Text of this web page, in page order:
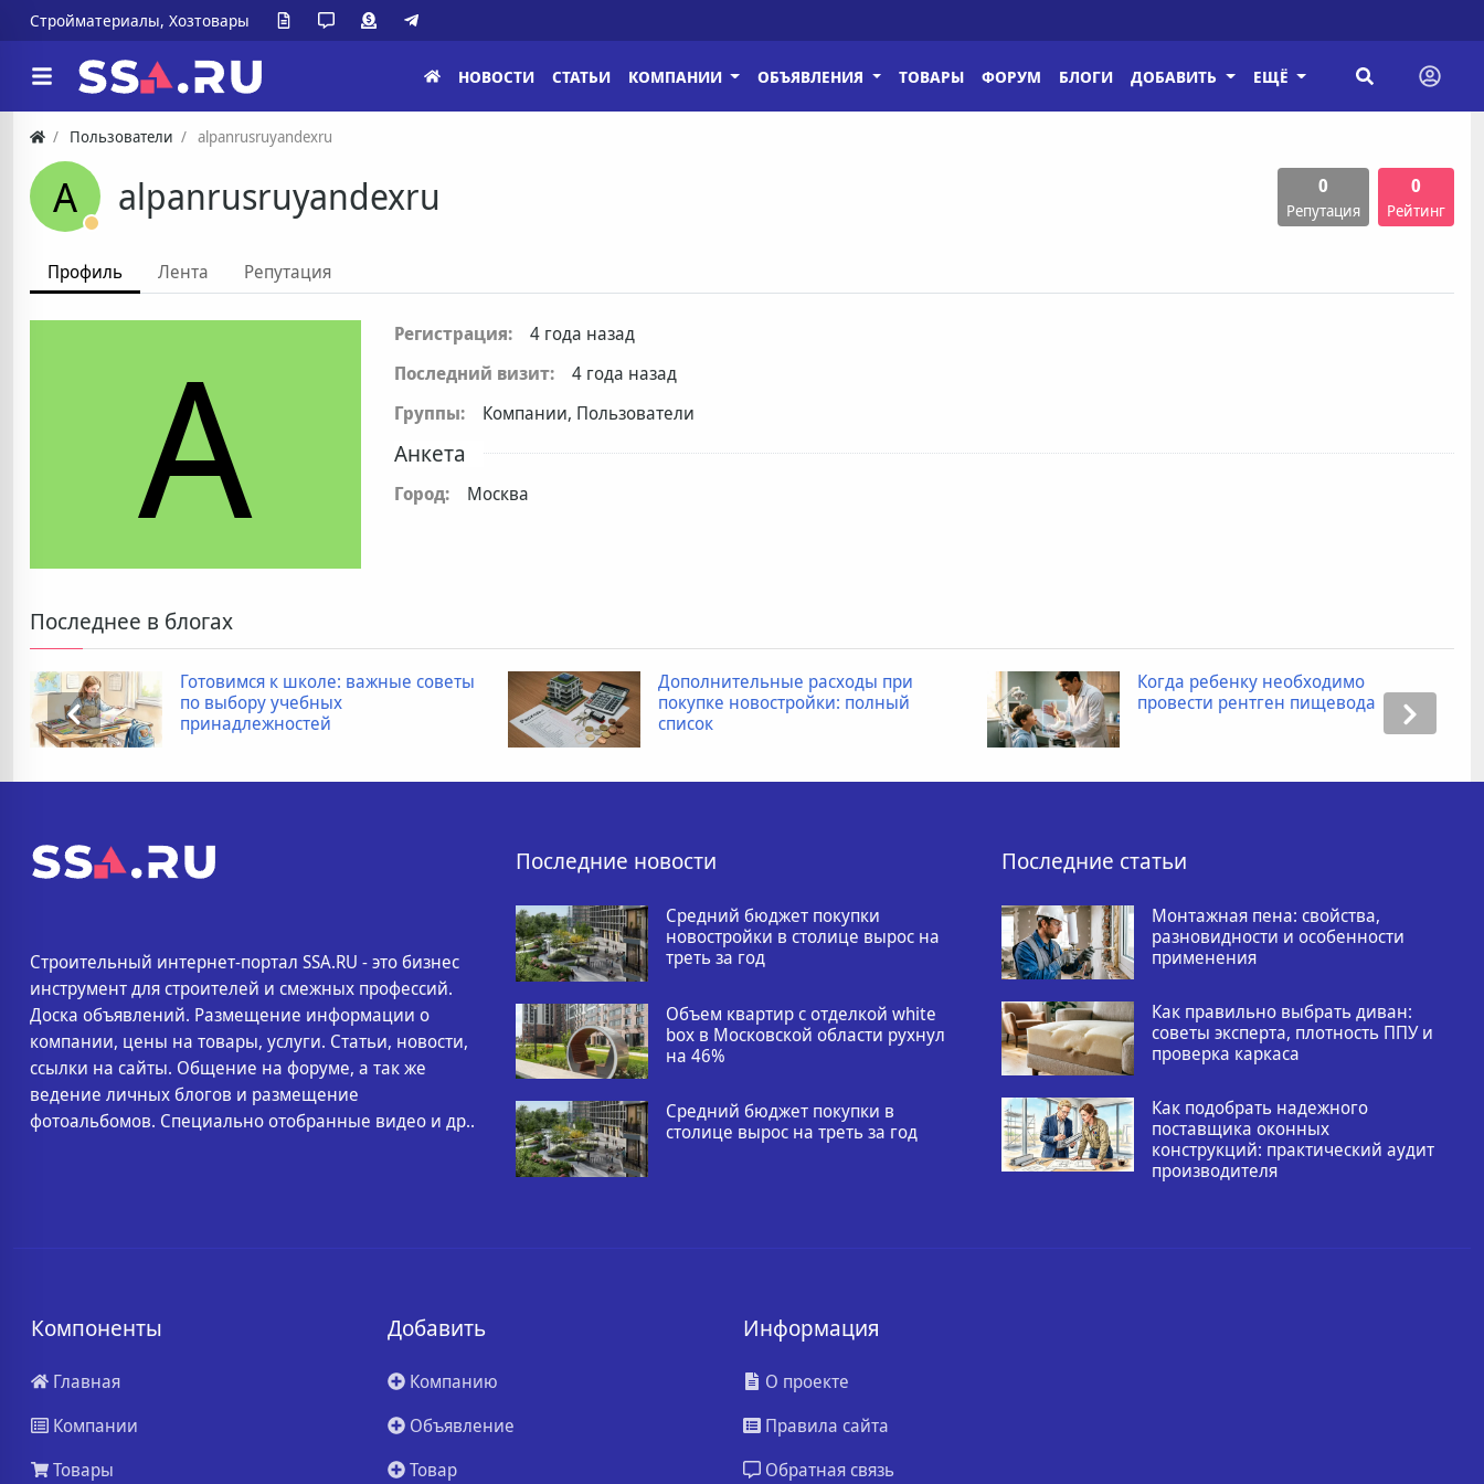
Стройматериалы, Хозтовары
НОВОСТИ СТАТЬИ КОМПАНИИ ОБЪЯВЛЕНИЯ ТОВАРЫ ФОРУМ БЛОГИ ДОБАВИТЬ ЕЩЁ
Пользователи alpanrusruyandexru
A alpanrusruyandexru 0
Репутация
0
Рейтинг
Профиль Лента Репутация
A Регистрация:
4 года назад
Последний визит:
4 года назад
Группы:
Компании, Пользователи
Анкета
Город: Москва
Последнее в блогах
Готовимся к школе: важные советы
по выбору учебных
принадлежностей
Дополнительные расходы при
покупке новостройки: полный
список
Когда ребенку необходимо
провести рентген пищевода
Строительный интернет-портал SSA.RU - это бизнес
инструмент для строителей и смежных профессий.
Доска объявлений. Размещение информации о
компании, цены на товары, услуги. Статьи, новости,
ссылки на сайты. Общение на форуме, а так же
ведение личных блогов и размещение
фотоальбомов. Специально отобранные видео и др..
Последние новости
Средний бюджет покупки
новостройки в столице вырос на
треть за год
Объем квартир с отделкой white
box в Московской области рухнул
на 46%
Средний бюджет покупки в
столице вырос на треть за год
Последние статьи
Монтажная пена: свойства,
разновидности и особенности
применения
Как правильно выбрать диван:
советы эксперта, плотность ППУ и
проверка каркаса
Как подобрать надежного
поставщика оконных
конструкций: практический аудит
производителя
Компоненты
Главная
Компании
Товары
Добавить
Компанию
Объявление
Товар
Информация
О проекте
Правила сайта
Обратная связь